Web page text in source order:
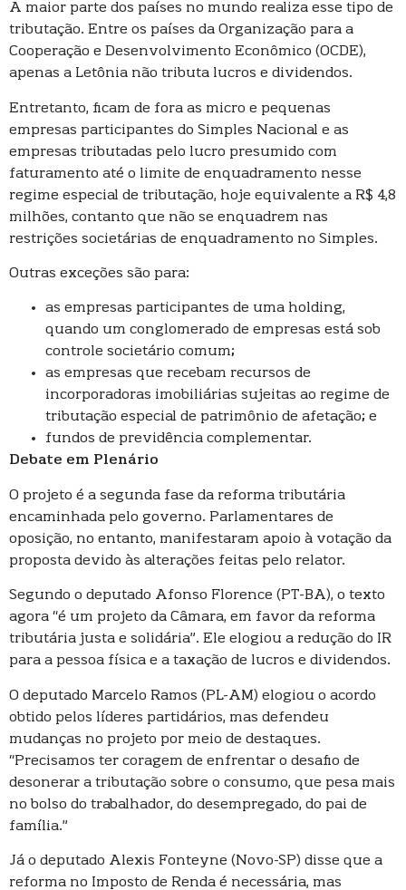
A maior parte dos países no mundo realiza esse tipo de
tributação. Entre os países da Organização para a
Cooperação e Desenvolvimento Econômico (OCDE),
apenas a Letônia não tributa lucros e dividendos.
Entretanto, ficam de fora as micro e pequenas
empresas participantes do Simples Nacional e as
empresas tributadas pelo lucro presumido com
faturamento até o limite de enquadramento nesse
regime especial de tributação, hoje equivalente a R$ 4,8
milhões, contanto que não se enquadrem nas
restrições societárias de enquadramento no Simples.
Outras exceções são para:
as empresas participantes de uma holding,
quando um conglomerado de empresas está sob
controle societário comum;
as empresas que recebam recursos de
incorporadoras imobiliárias sujeitas ao regime de
tributação especial de patrimônio de afetação; e
fundos de previdência complementar.
Debate em Plenário
O projeto é a segunda fase da reforma tributária
encaminhada pelo governo. Parlamentares de
oposição, no entanto, manifestaram apoio à votação da
proposta devido às alterações feitas pelo relator.
Segundo o deputado Afonso Florence (PT-BA), o texto
agora “é um projeto da Câmara, em favor da reforma
tributária justa e solidária”. Ele elogiou a redução do IR
para a pessoa física e a taxação de lucros e dividendos.
O deputado Marcelo Ramos (PL-AM) elogiou o acordo
obtido pelos líderes partidários, mas defendeu
mudanças no projeto por meio de destaques.
“Precisamos ter coragem de enfrentar o desafio de
desonerar a tributação sobre o consumo, que pesa mais
no bolso do trabalhador, do desempregado, do pai de
família.”
Já o deputado Alexis Fonteyne (Novo-SP) disse que a
reforma no Imposto de Renda é necessária, mas